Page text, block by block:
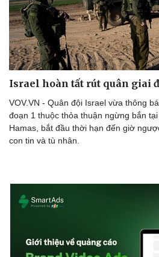
Israel hoàn tất rút quân giai
VOV.VN - Quân đội Israel vừa thông
đoạn 1 thuộc thỏa thuận ngừng bắn
Hamas, bắt đầu thời hạn đến giờ
con tin và tù nhân.